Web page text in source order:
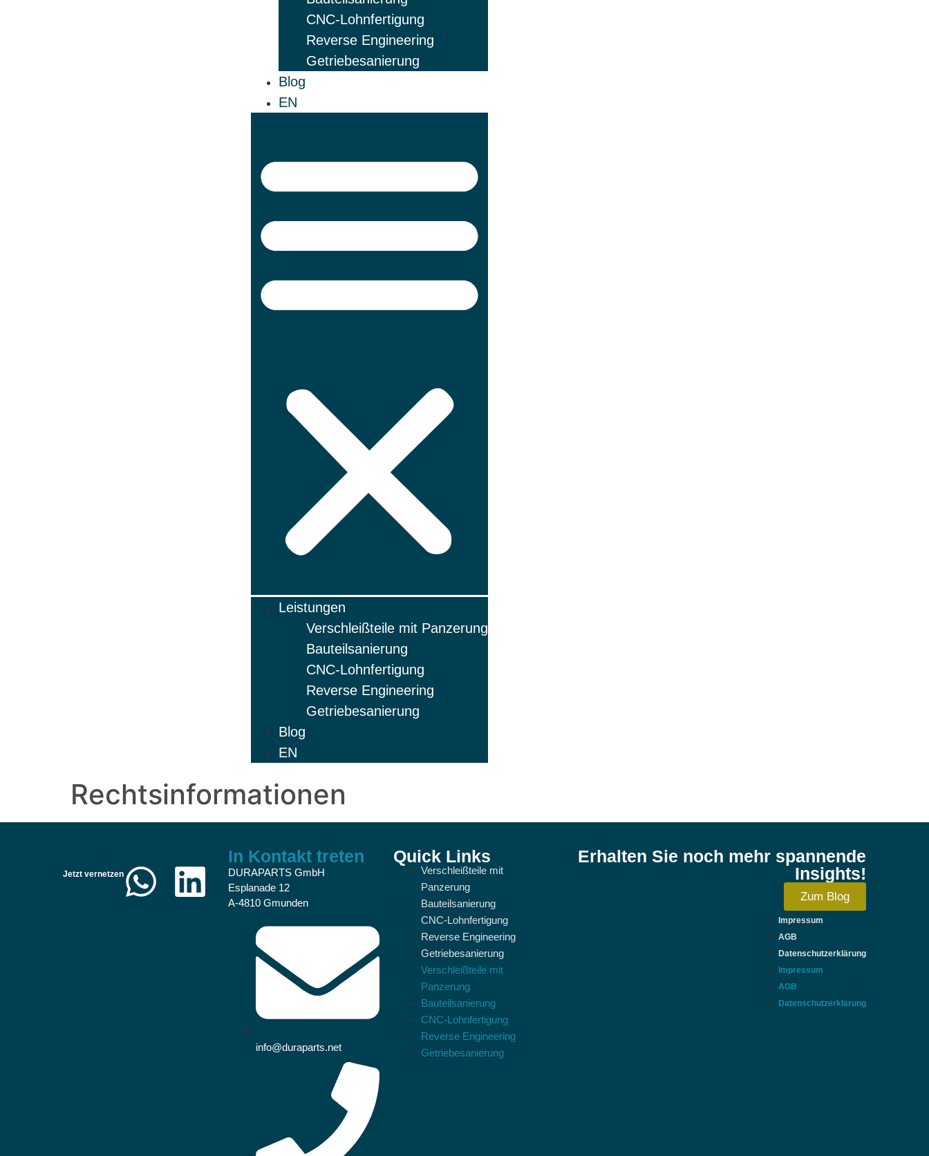
CNC-Lohnfertigung
Reverse Engineering
Getriebesanierung
Blog
EN
Leistungen
Verschleißteile mit Panzerung
Bauteilsanierung
CNC-Lohnfertigung
Reverse Engineering
Getriebesanierung
Blog
EN
Rechtsinformationen
Jetzt vernetzen
In Kontakt treten
DURAPARTS GmbH
Esplanade 12
A-4810 Gmunden
info@duraparts.net
Quick Links
Verschleißteile mit
Panzerung
Bauteilsanierung
CNC-Lohnfertigung
Reverse Engineering
Getriebesanierung
Verschleißteile mit
Panzerung
Bauteilsanierung
CNC-Lohnfertigung
Reverse Engineering
Getriebesanierung
Erhalten Sie noch mehr spannende
Insights!
Zum Blog
Impressum
AGB
Datenschutzerklärung
Impressum
AGB
Datenschutzerklärung